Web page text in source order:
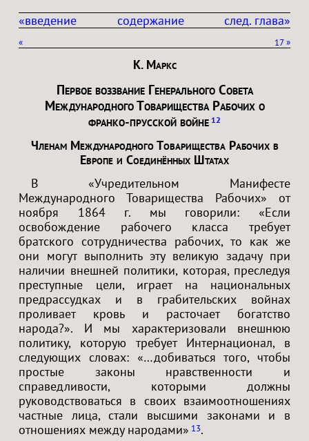
«введение след. глава»
содержание
« »
17
К. Маркс
Первое воззвание Генерального Совета
Международного Товарищества Рабочих о
франко-прусской войне 12
Членам Международного Товарищества Рабочих в
Европе и Соединённых Штатах
В «Учредительном Манифесте
Международного Товарищества Рабочих» от
ноября 1864 г. мы говорили: «Если
освобождение рабочего класса требует
братского сотрудничества рабочих, то как же
они могут выполнить эту великую задачу при
наличии внешней политики, которая, преследуя
преступные цели, играет на национальных
предрассудках и в грабительских войнах
проливает кровь и расточает богатство
народа?». И мы характеризовали внешнюю
политику, которую требует Интернационал, в
следующих словах: «…добиваться того, чтобы
простые законы нравственности и
справедливости, которыми должны
руководствоваться в своих взаимоотношениях
частные лица, стали высшими законами и в
отношениях между народами» 13.